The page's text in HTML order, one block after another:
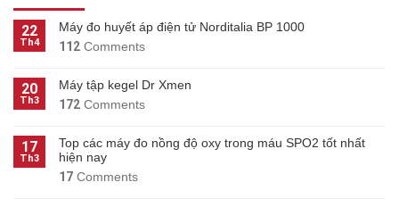
22
Th4
Máy đo huyết áp điện tử Norditalia BP 1000
112 Comments
20
Th3
Máy tập kegel Dr Xmen
172 Comments
17
Th3
Top các máy đo nồng độ oxy trong máu SPO2 tốt nhất
hiện nay
17 Comments